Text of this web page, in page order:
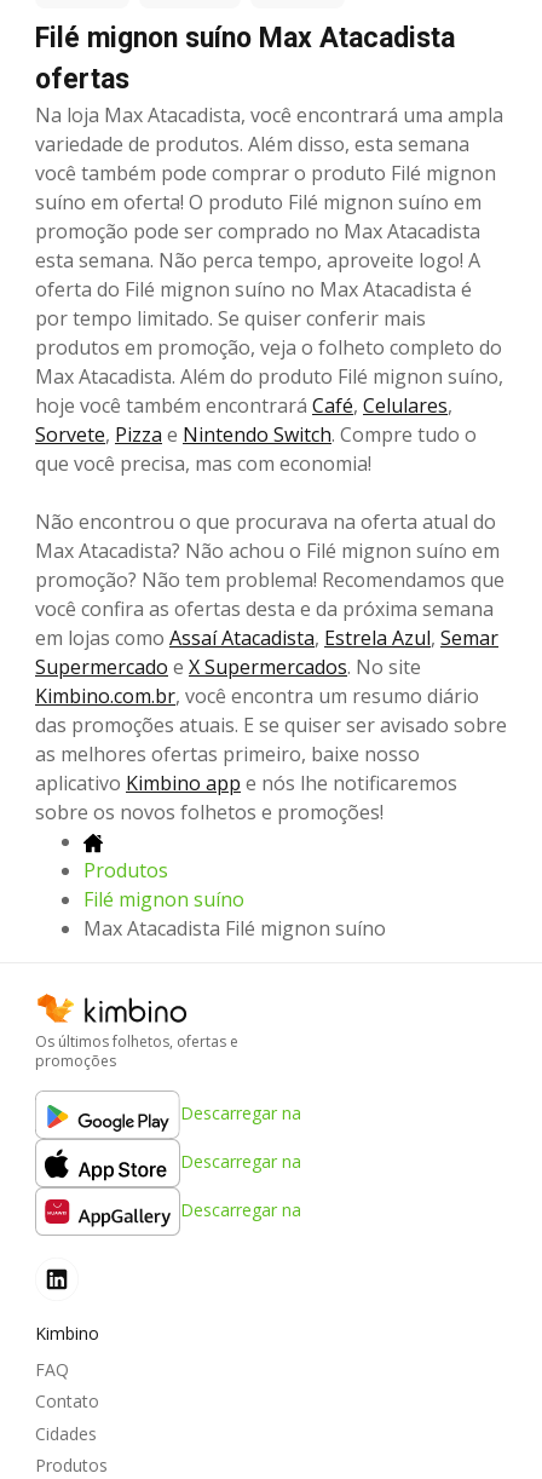
Filé mignon suíno Max Atacadista
ofertas
Na loja Max Atacadista, você encontrará uma ampla
variedade de produtos. Além disso, esta semana
você também pode comprar o produto Filé mignon
suíno em oferta! O produto Filé mignon suíno em
promoção pode ser comprado no Max Atacadista
esta semana. Não perca tempo, aproveite logo! A
oferta do Filé mignon suíno no Max Atacadista é
por tempo limitado. Se quiser conferir mais
produtos em promoção, veja o folheto completo do
Max Atacadista. Além do produto Filé mignon suíno,
hoje você também encontrará Café, Celulares,
Sorvete, Pizza e Nintendo Switch. Compre tudo o
que você precisa, mas com economia!
Não encontrou o que procurava na oferta atual do
Max Atacadista? Não achou o Filé mignon suíno em
promoção? Não tem problema! Recomendamos que
você confira as ofertas desta e da próxima semana
em lojas como Assaí Atacadista, Estrela Azul, Semar
Supermercado e X Supermercados. No site
Kimbino.com.br, você encontra um resumo diário
das promoções atuais. E se quiser ser avisado sobre
as melhores ofertas primeiro, baixe nosso
aplicativo Kimbino app e nós lhe notificaremos
sobre os novos folhetos e promoções!
Produtos
Filé mignon suíno
Max Atacadista Filé mignon suíno
Os últimos folhetos, ofertas e
promoções
Descarregar na
Descarregar na
Descarregar na
Kimbino
FAQ
Contato
Cidades
Produtos